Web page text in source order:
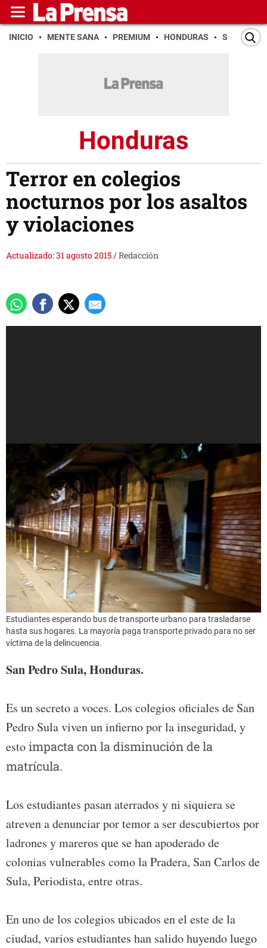
INICIO MENTE SANA PREMIUM HONDURAS SAN PEDRO
Honduras
Terror en colegios
nocturnos por los asaltos
y violaciones
Actualizado: 31 agosto 2015/Redacción
Estudiantes esperando bus de transporte urbano para trasladarse
hasta sus hogares. La mayoría paga transporte privado para no ser
víctima de la delincuencia.
San Pedro Sula, Honduras.
Es un secreto a voces. Los colegios oficiales de San
Pedro Sula viven un infierno por la inseguridad, y
estoimpacta con la disminución de la
matrícula.
Los estudiantes pasan aterrados y ni siquiera se
atreven a denunciar por temor a ser descubiertos por
ladrones y mareros que se han apoderado de
colonias vulnerables como la Pradera, San Carlos de
Sula, Periodista, entre otras.
En uno de los colegios ubicados en el este de la
ciudad, varios estudiantes han salido huyendo luego